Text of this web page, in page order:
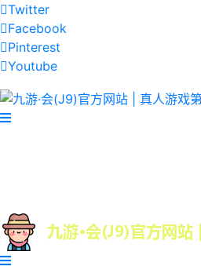
Twitter
Facebook
Pinterest
Youtube